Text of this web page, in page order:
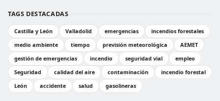
TAGS DESTACADAS
Castilla y León Valladolid emergencias
incendios forestales
medio ambiente
tiempo previsión meteorológica
AEMET
gestión de emergencias
incendio seguridad vial
empleo
Seguridad
calidad del aire contaminación
incendio forestal
León
accidente salud gasolineras